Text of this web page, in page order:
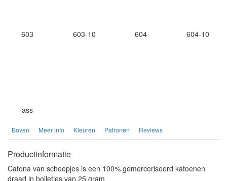
603 603-10 604 604-10
ass
Boven Meer info Kleuren Patronen Reviews
Productinformatie
Catona van scheepjes is een 100% gemerceriseerd katoenen
draad in bolletjes van 25 gram